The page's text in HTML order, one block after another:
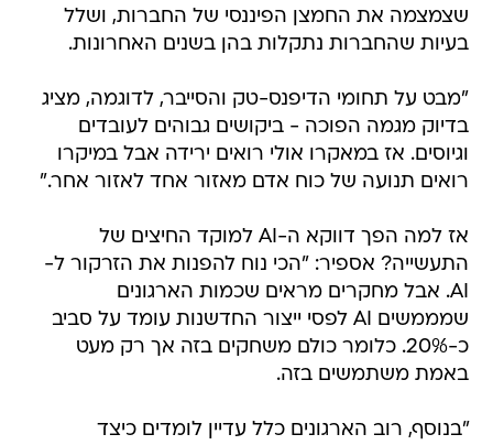
שצמצמה את החמצן הפיננסי של החברות, ושלל
בעיות שהחברות נתקלות בהן בשנים האחרונות.
"מבט על תחומי הדיפנס-טק והסייבר, לדוגמה, מציג
בדיוק מגמה הפוכה - ביקושים גבוהים לעובדים
וגיוסים. אז במאקרו אולי רואים ירידה אבל במיקרו
רואים תנועה של כוח אדם מאזור אחד לאזור אחר."
אז למה הפך דווקא ה-AI למוקד החיצים של
התעשייה? אספיר: "הכי נוח להפנות את הזרקור ל-
AI. אבל מחקרים מראים שכמות הארגונים
שמממשים AI לפסי ייצור החדשנות עומד על סביב
כ-20%. כלומר כולם משחקים בזה אך רק מעט
באמת משתמשים בזה.
"בנוסף, רוב הארגונים כלל עדיין לומדים כיצד